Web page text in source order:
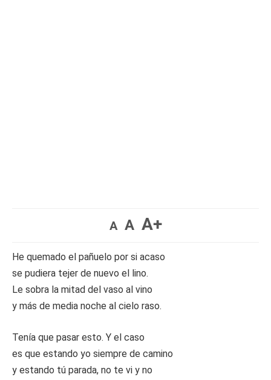
A A A+
He quemado el pañuelo por si acaso
se pudiera tejer de nuevo el lino.
Le sobra la mitad del vaso al vino
y más de media noche al cielo raso.
Tenía que pasar esto. Y el caso
es que estando yo siempre de camino
y estando tú parada, no te vi y no